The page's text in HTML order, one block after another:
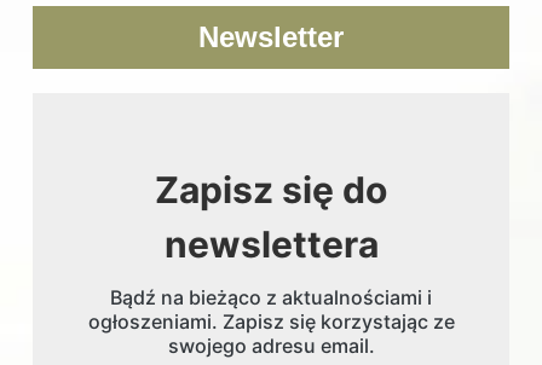
Newsletter
Zapisz się do
newslettera
Bądź na bieżąco z aktualnościami i
ogłoszeniami. Zapisz się korzystając ze
swojego adresu email.